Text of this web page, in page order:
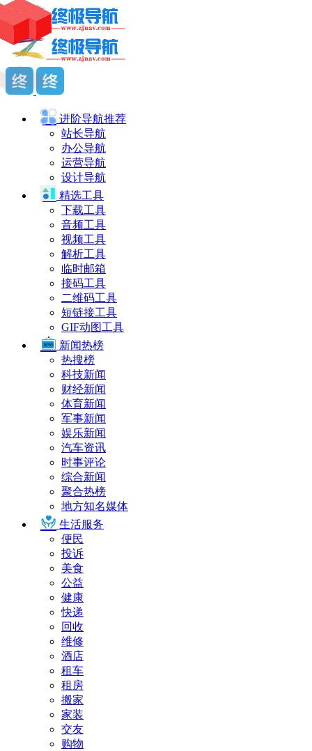
进阶导航推荐
站长导航
办公导航
运营导航
设计导航
精选工具
下载工具
音频工具
视频工具
解析工具
临时邮箱
接码工具
二维码工具
短链接工具
GIF动图工具
新闻热榜
热搜榜
科技新闻
财经新闻
体育新闻
军事新闻
娱乐新闻
汽车资讯
时事评论
综合新闻
聚合热榜
地方知名媒体
生活服务
便民
投诉
美食
公益
健康
快递
回收
维修
酒店
租车
租房
搬家
家装
交友
购物